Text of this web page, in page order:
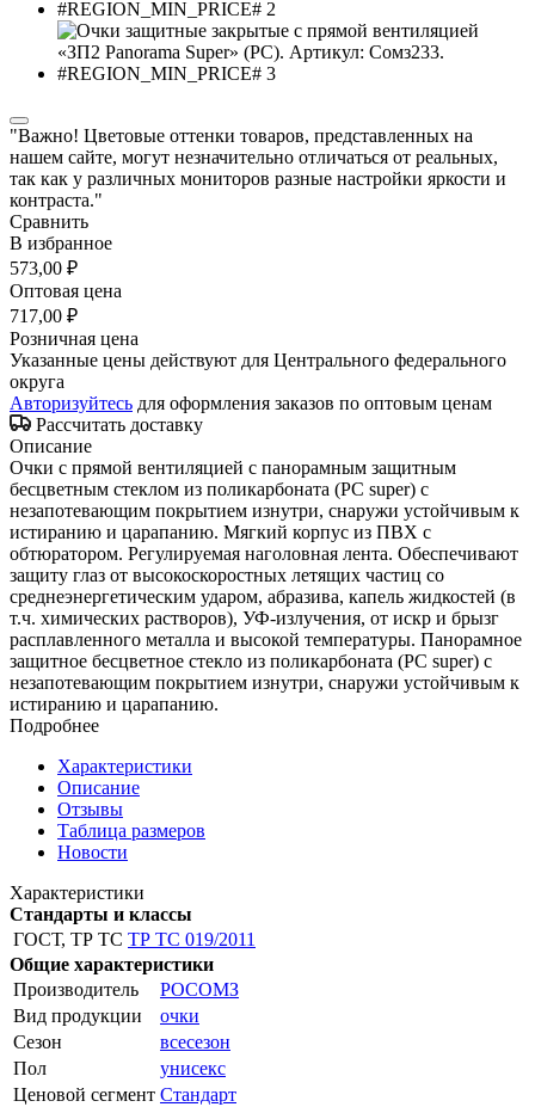
"Важно! Цветовые оттенки товаров, представленных на
нашем сайте, могут незначительно отличаться от реальных,
так как у различных мониторов разные настройки яркости и
контраста."
Сравнить
В избранное
573,00 ₽
Оптовая цена
717,00 ₽
Розничная цена
Указанные цены действуют для Центрального федерального
округа
Авторизуйтесь для оформления заказов по оптовым ценам
Рассчитать доставку
Описание
Очки с прямой вентиляцией с панорамным защитным
бесцветным стеклом из поликарбоната (РС super) с
незапотевающим покрытием изнутри, снаружи устойчивым к
истиранию и царапанию. Мягкий корпус из ПВХ с
обтюратором. Регулируемая наголовная лента. Обеспечивают
защиту глаз от высокоскоростных летящих частиц со
среднеэнергетическим ударом, абразива, капель жидкостей (в
т.ч. химических растворов), УФ-излучения, от искр и брызг
расплавленного металла и высокой температуры. Панорамное
защитное бесцветное стекло из поликарбоната (РС super) с
незапотевающим покрытием изнутри, снаружи устойчивым к
истиранию и царапанию.
Подробнее
Характеристики
Описание
Отзывы
Таблица размеров
Новости
Характеристики
Стандарты и классы
ГОСТ, ТР ТС ТР ТС 019/2011
Общие характеристики
Производитель
РОСОМЗ
Вид продукции
очки
Сезон
всесезон
Пол
унисекс
Ценовой сегмент Стандарт